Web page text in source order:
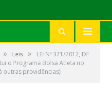
» Leis »
LEI Nº 371/2012, DE
o Programa Bolsa Atleta no
outras providências)